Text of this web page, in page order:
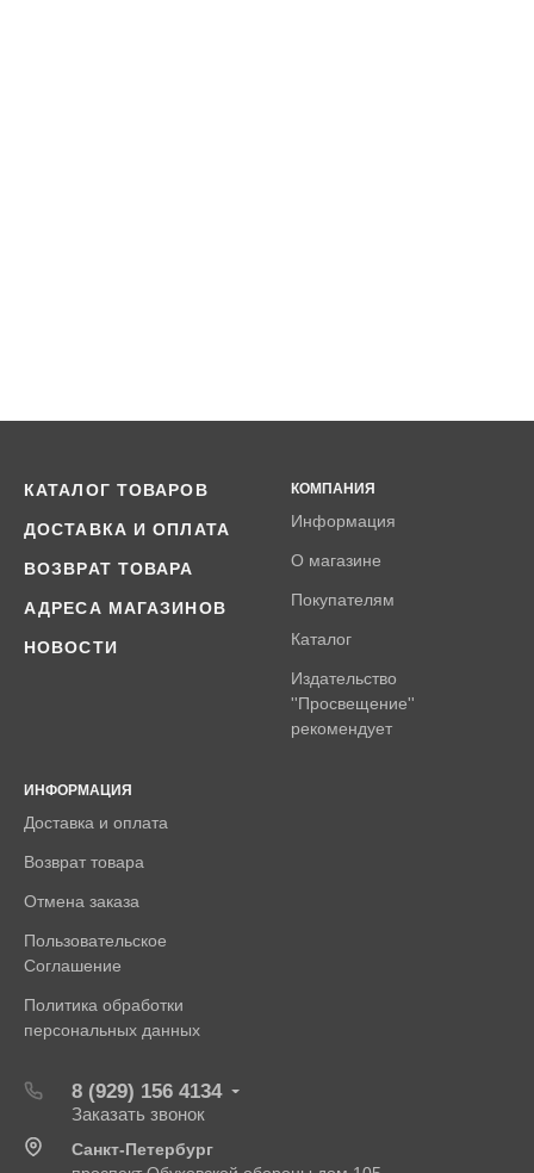
КАТАЛОГ ТОВАРОВ
ДОСТАВКА И ОПЛАТА
ВОЗВРАТ ТОВАРА
АДРЕСА МАГАЗИНОВ
НОВОСТИ
КОМПАНИЯ
Информация
О магазине
Покупателям
Каталог
Издательство
''Просвещение''
рекомендует
ИНФОРМАЦИЯ
Доставка и оплата
Возврат товара
Отмена заказа
Пользовательское
Соглашение
Политика обработки
персональных данных
8 (929) 156 4134
Заказать звонок
Санкт-Петербург